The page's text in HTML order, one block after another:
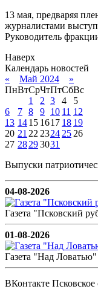
13 мая, предваряя
журналистами
Руководитель
Наверх
Календарь новостей
«
Май 2024
»
ПнВтСрЧтПтСбВс
1
2 3 4
5
6
7 8 9 10 11 12
13 1415 1617 18 19
20 21 22 2324 25 26
27 28293031
Выпуски
04-08-2026
Газета "Псковский
01-08-2026
Газета "Над Ловатью"
ВКонтакте Псковское